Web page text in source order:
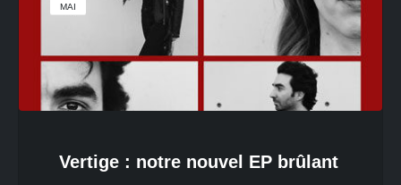
MAI
Vertige : notre nouvel EP brûlant